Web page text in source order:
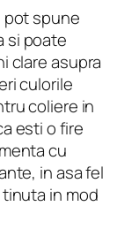
pot spune
si poate
clare asupra
culorile
coliere in
esti o fire
cu
in asa fel
in mod